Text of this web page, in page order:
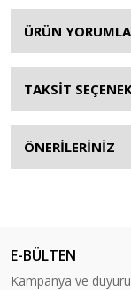
ÜRÜN
TAKSİT
ÖNERİLERİNİZ
E-BÜLTEN
Kampanya ve